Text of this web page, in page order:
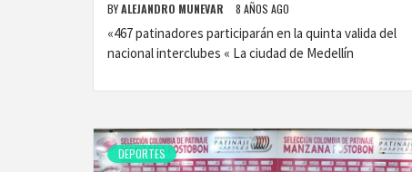
BYALEJANDRO MUNEVAR 8 AÑOS AGO
«467 patinadores participarán en la quinta valida del
nacional interclubes « La ciudad de Medellín
DEPORTES